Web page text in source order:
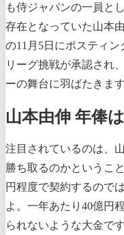
も侍ジャパンの一員と
存在となっていた山本
の11月5日にポスティ
リーグ挑戦が承認され
ーの舞台に羽ばたきます
山本由伸 年俸
注目されているのは、
勝ち取るのかというこ
円程度で契約するので
よ。一年あたり40億円
られないような大金で